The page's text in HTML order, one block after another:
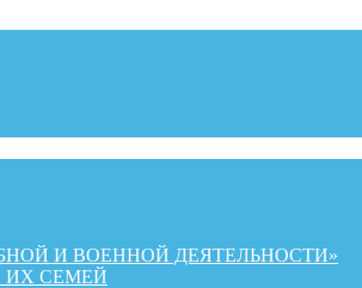
И ВОЕННОЙ ДЕЯТЕЛЬНОСТИ»
ИХ СЕМЕЙ